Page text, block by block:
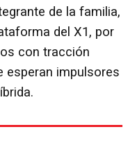
de la familia,
del X1, por
con tracción
esperan impulsores